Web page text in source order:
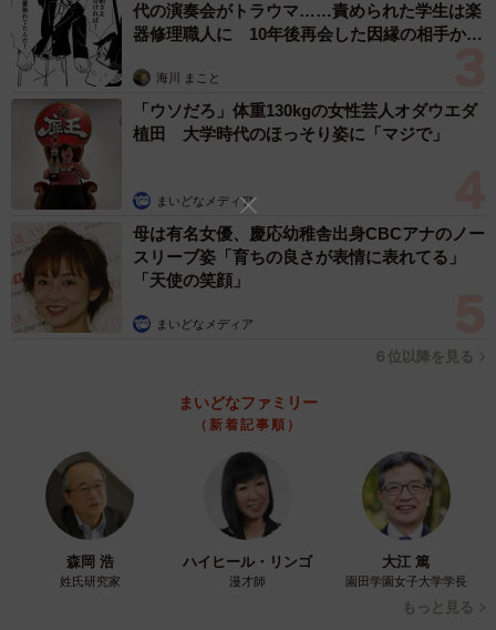
代の演奏会がトラウマ……責められた学生は楽
器修理職人に 10年後再会した因縁の相手から
海川 まこと
「ウソだろ」体重130kgの女性芸人オダウエダ
植田 大学時代のほっそり姿に「マジで」
まいどなメディア
母は有名女優、慶応幼稚舎出身CBCアナのノー
スリーブ姿「育ちの良さが表情に表れてる」
「天使の笑顔」
まいどなメディア
６位以降を見る
まいどなファミリー
（新着記事順）
森岡 浩
姓氏研究家
ハイヒール・リンゴ
漫才師
大江 篤
園田学園女子大学学長
もっと見る